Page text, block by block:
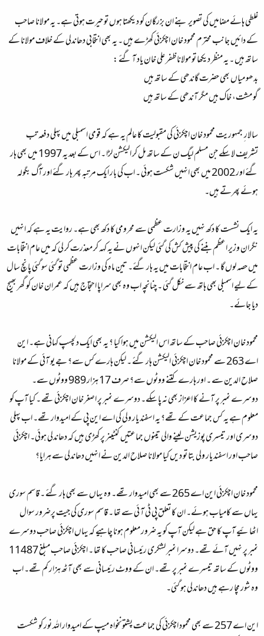
غلطی ہائے مضامیں کی تصویر بنے ان بزرگان کو دیکھتا ہوں تو حیرت ہوتی ہے۔ یہ مولانا صاحب
کے دائیں جانب محترم محمود خان اچکزئی کھڑے ہیں ۔ یہ بھی انتخابی دھاندلی کے خلاف مولانا کے
ساتھ ہیں ۔ یہ منظر دیکھا تو مولانا ظفر علی خان یاد آ گئے :
بدھو میاں بھی حضرت گاندھی کے ساتھ ہیں
گو مشت، خاک ہیں مگر آندھی کے ساتھ ہیں
سالار ِ جمہوریت محمود خان اچکزئی کی مقبولیت کا عالم یہ ہے کہ قومی اسمبلی میں پہلی دفعہ تب
تشریف لا سکے جن مسلم لیگ ن کے ساتھ مل کر الیکشن لڑا ۔ اس کے بعد یہ 1997 میں بھی ہار
گئے اور 2002 میں بھی انہیں شکست ہوئی ۔ اب کی بار ایک مرتبہ پھر ہار گئے اور آگ بگولہ
ہوئے پھرتے ہیں۔
یہ ایک نشست کا دکھ نہیں یہ وزارت عظمی سے محرومی کا دکھ بھی ہے۔ روایت یہ ہے کہ انہیں
نگران وزیر اعظم بننے کی پیش کش کی گئی لیکن انہوں نے یہ کہہ کر معذرت کر لی کہ میں عام انتخابات
میں حصہ لوں گا ۔ اب عام انتخابات میں یہ ہار گئے۔ تین ماہ کی وزارت عظمی تو گئی سو گئی پانچ سال
کے لیے اسمبلی بھی ہاتھ سے نکل گئی ۔ چنانچہ اب وہ بھی سراپا احتجاج ہیں کہ عمران خان کو گھر بھیج
دیا جائے۔
محمود خان اچکزئی صاحب کے ساتھ اس الیکشن میں ہوا کیا ؟ یہ بھی ایک دلچسپ کہانی ہے۔ این
اے 263 سے محمود خان اچکزئی الیکشن ہار گئے ۔ لیکن ہارے کس سے؟ جے یو آئی کے مولانا
صلاح الدین سے ۔ اور ہارے کتنے ووٹوں سے؟ صرف 17 ہزار 989 ووٹوں سے۔
دوسرے نمبر پر آنے کا اعزاز بھی نہ پا سکے۔ دوسرے نمبر پر اصغر خان اچکزئی تھے ۔ کیا آپ کو
معلوم ہے یہ کس جماعت کے تھے؟ یہ اسفند یار ولی کی اے این پی کے امیدوار تھے۔ اب پہلی
دوسری اور تیسری پوزیشن لینے والی تینوں جماعتیں کنٹینر پر کھڑی ہیں کہ دھاندلی ہوئی۔ اچکزئی
صاحب اور اسفند یار ولی بتا تو دیں کیا مولانا صلاح الدین نے انہیں دھاندلی سے ہرایا؟
محمود خان اچکزئی این اے 265 سے بھی امیدوار تھے۔ وہ یہاں سے بھی ہار گئے ۔ قاسم سوری
یہاں سے کامیاب ہوئے۔ ان کا تعلق پی ٹی آ ئی سے تھا ۔ قاسم سوری کی جیت پرضرور سوال
اٹھائیے آپ کا حق ہے لیکن آپ کو یہ ضرور معلوم ہونا چاہیے کہ یہاں اچکزئی صاحب دوسرے
نمبر پر نہیں آئے تھے۔ دوسرا نمبر لشکری رئیسانی صاحب کا تھا ۔ اچکزئی صاحب مبلغ 11487
ووٹوں کے ساتھ تیسرے نمبر پر تھے۔ ان کے ووٹ رئیسانی سے بھی آٹھ ہزار کم تھے۔ اب
وہ شور مچا رہے ہیں دھاندلی ہو گئی۔
این اے 257 سے بھی محمود اچکزئی کی جماعت پشتونخواہ میپ کے امیدوار اللہ نور کو شکست